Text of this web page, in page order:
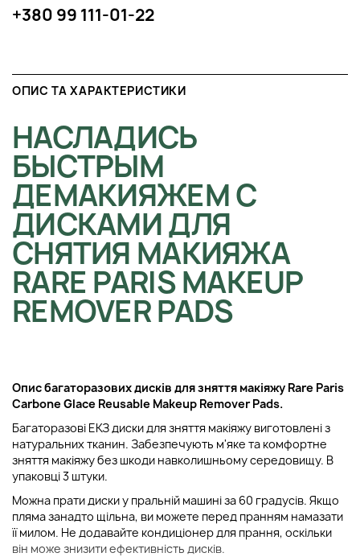
+380 99 111-01-22
ОПИС ТА ХАРАКТЕРИСТИКИ
НАСЛАДИСЬ
БЫСТРЫМ
ДЕМАКИЯЖЕМ С
ДИСКАМИ ДЛЯ
СНЯТИЯ МАКИЯЖА
RARE PARIS MAKEUP
REMOVER PADS
Опис багаторазових дисків для зняття макіяжу Rare Paris
Carbone Glace Reusable Makeup Remover Pads.
Багаторазові ЕКЗ диски для зняття макіяжу виготовлені з
натуральних тканин. Забезпечують м'яке та комфортне
зняття макіяжу без шкоди навколишньому середовищу. В
упаковці 3 штуки.
Можна прати диски у пральній машині за 60 градусів. Якщо
пляма занадто щільна, ви можете перед пранням намазати
її милом. Не додавайте кондиціонер для прання, оскільки
він може знизити ефективність дисків.